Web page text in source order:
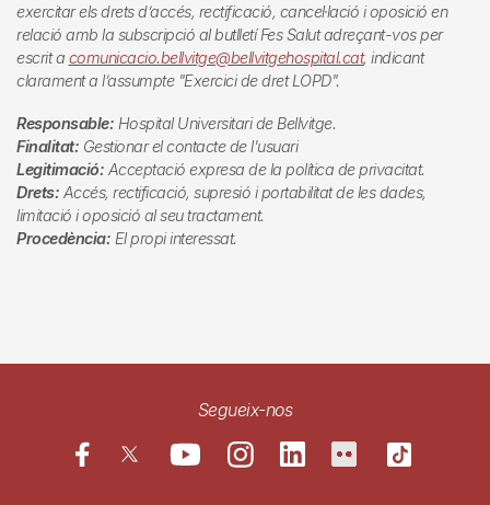
exercitar els drets d’accés, rectificació, cancel·lació i oposició en
relació amb la subscripció al butlletíFes Salutadreçant-vos per
escrit a comunicacio.bellvitge@bellvitgehospital.cat, indicant
clarament a l’assumpte "Exercici de dret LOPD".
Responsable: Hospital Universitari de Bellvitge.
Finalitat: Gestionar el contacte de l'usuari
Legitimació: Acceptació expresa de la política de privacitat.
Drets: Accés, rectificació, supresió i portabilitat de les dades,
limitació i oposició al seu tractament.
Procedència: El propi interessat.
Segueix-nos